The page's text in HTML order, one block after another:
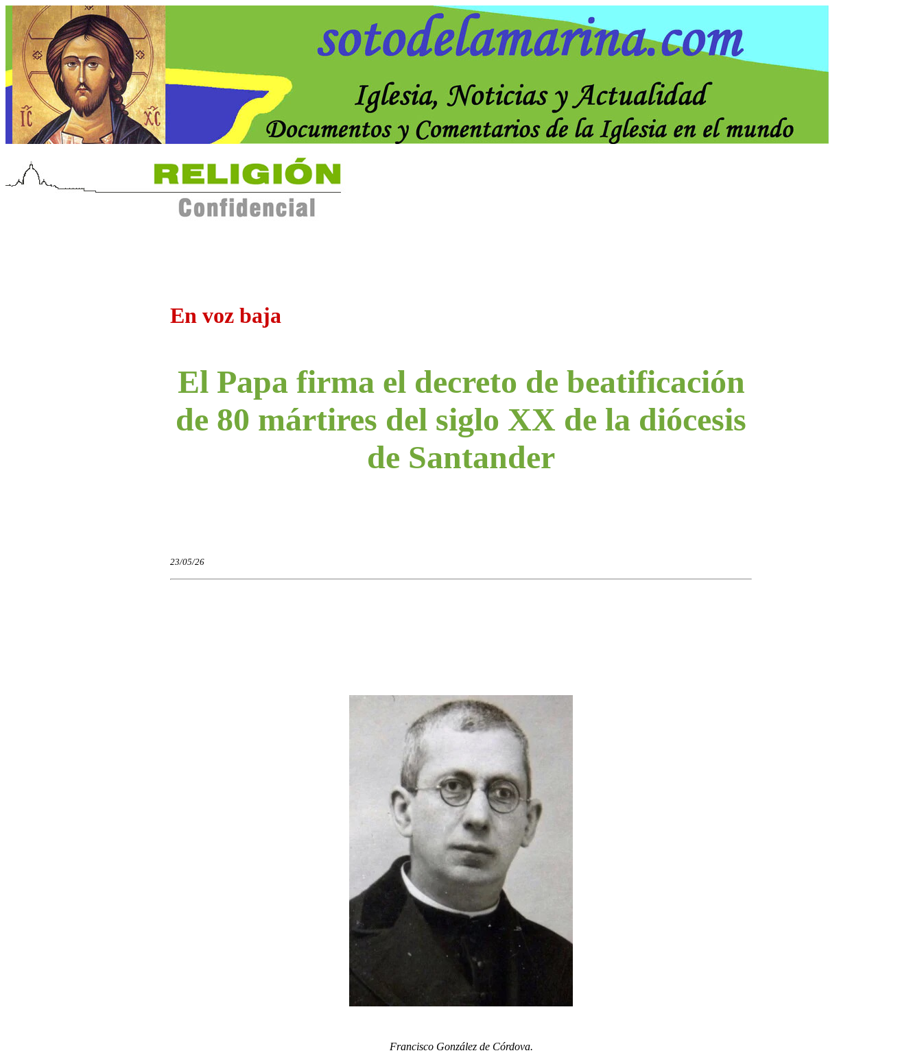
En voz baja
El Papa firma el decreto de beatificación
de 80 mártires del siglo XX de la diócesis
de Santander
23/05/26
Francisco González de Córdova.